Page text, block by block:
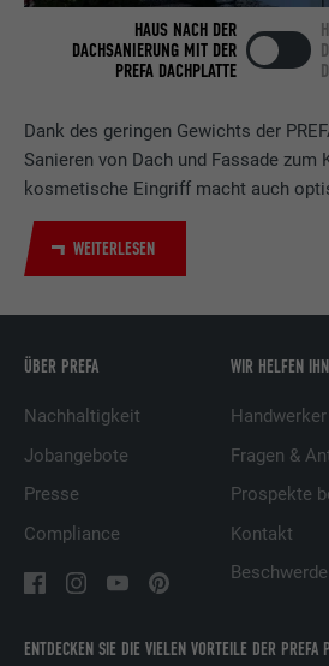
Dank des geringen Gewichts der
Sanieren von Dach und Fassade zum
kosmetische Eingriff macht auch
WEITERLESEN
HAUS NACH DER
DACHSANIERUNG MIT DER
PREFA DACHPLATTE
ENTDECKEN SIE DIE VIELEN VORTEILE DER PREFA
ÜBER PREFA
Nachhaltigkeit
Jobangebote
Presse
Compliance
WIR HELFEN
Fragen &
Prospekte
Kontakt
Anbieter LinkedIn
2 Jahre
Zweck
Verwendet vom
Verwendung von
Dienstleistungen.
Name UserMatchHistory
Zweck
Wird verwendet, um
mehreren Webseiten
relevante Werbung
Präferenzen des